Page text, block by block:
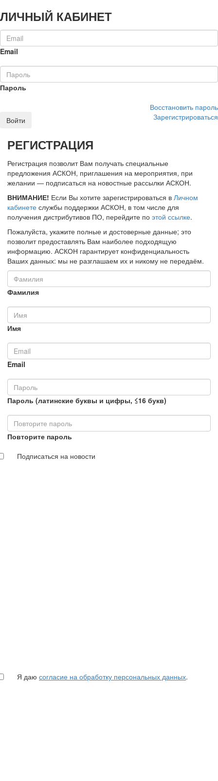
ЛИЧНЫЙ КАБИНЕТ
Email
Пароль
Восстановить пароль
Войти
Зарегистрироваться
РЕГИСТРАЦИЯ
Регистрация позволит Вам получать специальные
предложения АСКОН, приглашения на мероприятия, при
желании — подписаться на новостные рассылки АСКОН.
ВНИМАНИЕ! Если Вы хотите зарегистрироваться в Личном
кабинете службы поддержки АСКОН, в том числе для
получения дистрибутивов ПО, перейдите по этой ссылке.
Пожалуйста, укажите полные и достоверные данные; это
позволит предоставлять Вам наиболее подходящую
информацию. АСКОН гарантирует конфиденциальность
Ваших данных: мы не разглашаем их и никому не передаём.
Фамилия
Имя
Email
Пароль (латинские буквы и цифры, ≤16 букв)
Повторите пароль
Подписаться на новости
Я даю согласие на обработку персональных данных.